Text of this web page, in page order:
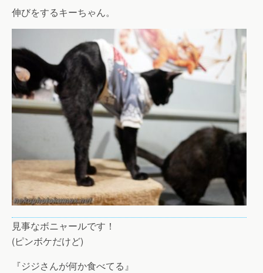
伸びをするキーちゃん。
見事なボニャールです！
(ピンボケだけど)
『ジジさんが何か食べてる』